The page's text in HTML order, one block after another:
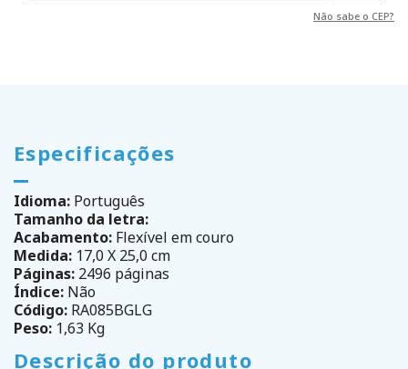
Não sabe o CEP?
Especificações
Idioma: Português
Tamanho da letra:
Acabamento: Flexível em couro
Medida: 17,0 X 25,0 cm
Páginas: 2496 páginas
Índice: Não
Código: RA085BGLG
Peso: 1,63 Kg
Descrição do produto